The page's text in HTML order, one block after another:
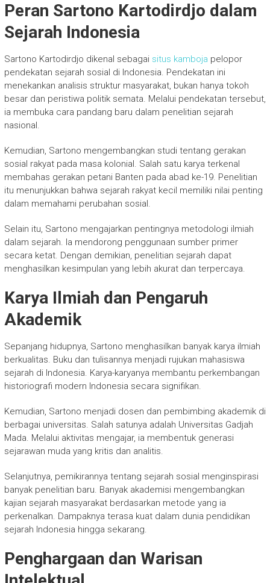
Peran Sartono Kartodirdjo dalam
Sejarah Indonesia
Sartono Kartodirdjo dikenal sebagai situs kamboja pelopor
pendekatan sejarah sosial di Indonesia. Pendekatan ini
menekankan analisis struktur masyarakat, bukan hanya tokoh
besar dan peristiwa politik semata. Melalui pendekatan tersebut,
ia membuka cara pandang baru dalam penelitian sejarah
nasional.
Kemudian, Sartono mengembangkan studi tentang gerakan
sosial rakyat pada masa kolonial. Salah satu karya terkenal
membahas gerakan petani Banten pada abad ke-19. Penelitian
itu menunjukkan bahwa sejarah rakyat kecil memiliki nilai penting
dalam memahami perubahan sosial.
Selain itu, Sartono mengajarkan pentingnya metodologi ilmiah
dalam sejarah. Ia mendorong penggunaan sumber primer
secara ketat. Dengan demikian, penelitian sejarah dapat
menghasilkan kesimpulan yang lebih akurat dan terpercaya.
Karya Ilmiah dan Pengaruh
Akademik
Sepanjang hidupnya, Sartono menghasilkan banyak karya ilmiah
berkualitas. Buku dan tulisannya menjadi rujukan mahasiswa
sejarah di Indonesia. Karya-karyanya membantu perkembangan
historiografi modern Indonesia secara signifikan.
Kemudian, Sartono menjadi dosen dan pembimbing akademik di
berbagai universitas. Salah satunya adalah Universitas Gadjah
Mada. Melalui aktivitas mengajar, ia membentuk generasi
sejarawan muda yang kritis dan analitis.
Selanjutnya, pemikirannya tentang sejarah sosial menginspirasi
banyak penelitian baru. Banyak akademisi mengembangkan
kajian sejarah masyarakat berdasarkan metode yang ia
perkenalkan. Dampaknya terasa kuat dalam dunia pendidikan
sejarah Indonesia hingga sekarang.
Penghargaan dan Warisan